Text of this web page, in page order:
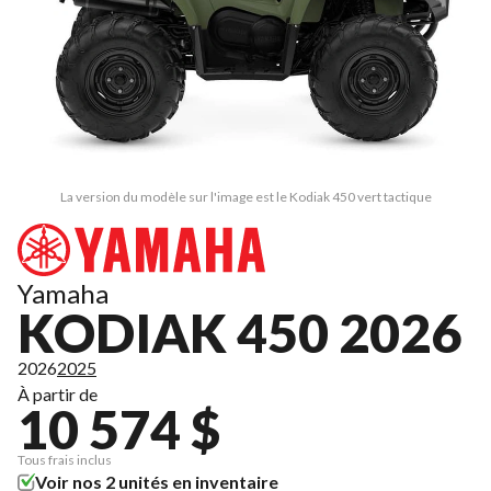
La version du modèle sur l'image est le Kodiak 450 vert tactique
Yamaha
KODIAK 450 2026
20262025
À partir de
10 574 $
Tous frais inclus
Voir nos 2 unités en inventaire